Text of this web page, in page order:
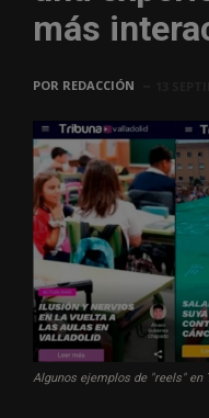
más
POR REDACCIÓN
Algunos ejemplos de "reels" en